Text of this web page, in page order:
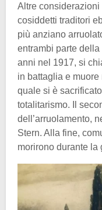
Altre considerazioni
cosiddetti traditori
più anziano
entrambi parte
anni nel 1917, si
in battaglia e muore
quale si è
totalitarismo. Il
dell’arruolamento,
Stern. Alla fine,
morirono durante la